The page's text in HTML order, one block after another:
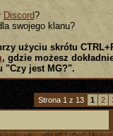
Discord?
swojego klanu?
użyciu skrótu
, gdzie możesz
"Czy jest MG?".
Strona 1 z 13 1 2